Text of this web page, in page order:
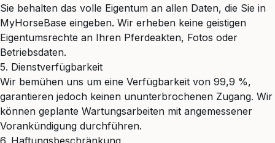
Sie behalten das volle Eigentum an allen Daten, die Sie in
MyHorseBase eingeben. Wir erheben keine geistigen
Eigentumsrechte an Ihren Pferdeakten, Fotos oder
Betriebsdaten.
5. Dienstverfügbarkeit
Wir bemühen uns um eine Verfügbarkeit von 99,9 %,
garantieren jedoch keinen ununterbrochenen Zugang. Wir
können geplante Wartungsarbeiten mit angemessener
Vorankündigung durchführen.
6. Haftungsbeschränkung